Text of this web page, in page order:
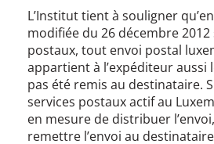
L’Institut tient à souligner
modifiée du 26 décembre 2012
postaux, tout envoi postal
appartient à l’expéditeur aussi
pas été remis au destinataire.
services postaux actif au
en mesure de distribuer
remettre l’envoi au